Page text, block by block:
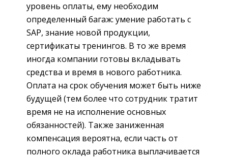
уровень оплаты, ему необходим
определенный багаж: умение работать с
SAP, знание новой продукции,
сертификаты тренингов. В то же время
иногда компании готовы вкладывать
средства и время в нового работника.
Оплата на срок обучения может быть ниже
будущей (тем более что сотрудник тратит
время не на исполнение основных
обязанностей). Также заниженная
компенсация вероятна, если часть от
полного оклада работника выплачивается